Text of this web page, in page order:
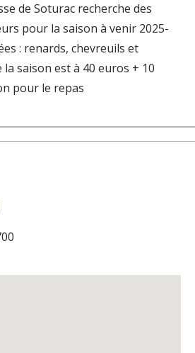
de Soturac recherche des
pour la saison à venir 2025-
: renards, chevreuils et
saison est à 40 euros + 10
pour le repas